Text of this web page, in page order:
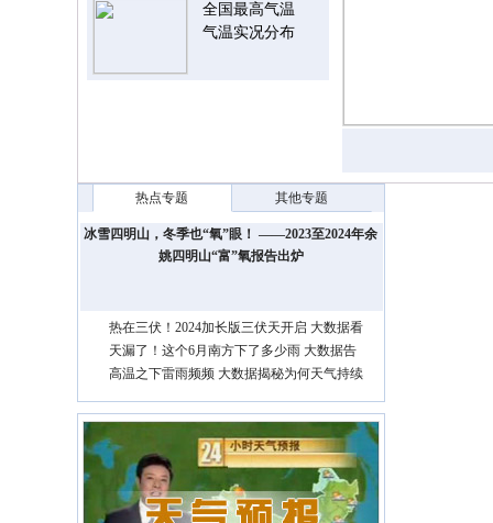
全国最高气温
气温实况分布
热点专题 其他专题
冰雪四明山，冬季也“氧”眼！ ——2023至2024年余
姚四明山“富”氧报告出炉
热在三伏！2024加长版三伏天开启 大数据看
哪里三伏高温最多
天漏了！这个6月南方下了多少雨 大数据告
诉你暴雨是否越来越多了
高温之下雷雨频频 大数据揭秘为何天气持续